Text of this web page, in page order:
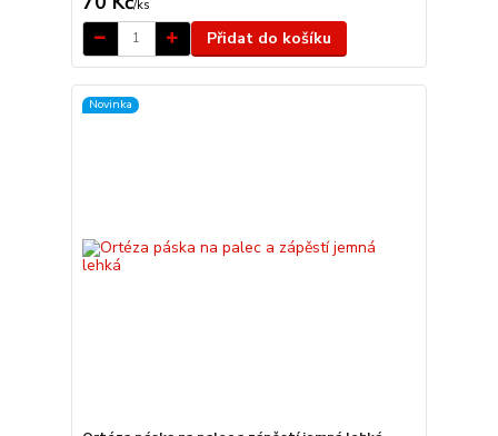
/ks
Přidat do košíku
Novinka